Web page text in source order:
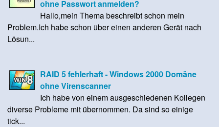
ohne Passwort anmelden?
Hallo,mein Thema beschreibt schon mein
Problem.Ich habe schon über einen anderen Gerät nach
Lösun...
RAID 5 fehlerhaft - Windows 2000 Domäne
ohne Virenscanner
Ich habe von einem ausgeschiedenen Kollegen
diverse Probleme mit übernommen. Da sind so einige
tick...